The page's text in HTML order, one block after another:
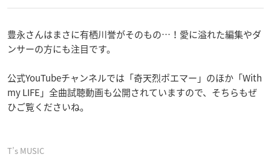
豊永さんはまさに有栖川誉がそのもの…！愛に溢れた編集やダ
ンサーの方にも注目です。
公式YouTubeチャンネルでは「奇天烈ポエマー」のほか「With
my LIFE」全曲試聴動画も公開されていますので、そちらもぜ
ひご覧くださいね。
T’s MUSIC